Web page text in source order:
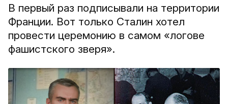
В первый раз подписывали на территории
Франции. Вот только Сталин хотел
провести церемонию в самом «логове
фашистского зверя».